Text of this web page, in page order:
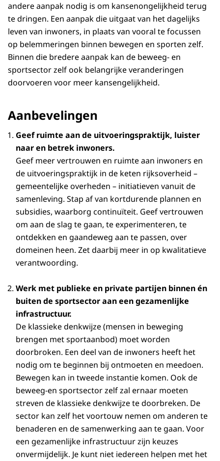
andere aanpak nodig is om kansenongelijkheid terug
te dringen. Een aanpak die uitgaat van het dagelijks
leven van inwoners, in plaats van vooral te focussen
op belemmeringen binnen bewegen en sporten zelf.
Binnen die bredere aanpak kan de beweeg- en
sportsector zelf ook belangrijke veranderingen
doorvoeren voor meer kansengelijkheid.
Aanbevelingen
Geef ruimte aan de uitvoeringspraktijk, luister
naar en betrek inwoners.
Geef meer vertrouwen en ruimte aan inwoners en
de uitvoeringspraktijk in de keten rijksoverheid –
gemeentelijke overheden – initiatieven vanuit de
samenleving. Stap af van kortdurende plannen en
subsidies, waarborg continuïteit. Geef vertrouwen
om aan de slag te gaan, te experimenteren, te
ontdekken en gaandeweg aan te passen, over
domeinen heen. Zet daarbij meer in op kwalitatieve
verantwoording.
Werk met publieke en private partijen binnen én
buiten de sportsector aan een gezamenlijke
infrastructuur.
De klassieke denkwijze (mensen in beweging
brengen met sportaanbod) moet worden
doorbroken. Een deel van de inwoners heeft het
nodig om te beginnen bij ontmoeten en meedoen.
Bewegen kan in tweede instantie komen. Ook de
beweeg-en sportsector zelf zal ernaar moeten
streven de klassieke denkwijze te doorbreken. De
sector kan zelf het voortouw nemen om anderen te
benaderen en de samenwerking aan te gaan. Voor
een gezamenlijke infrastructuur zijn keuzes
onvermijdelijk. Je kunt niet iedereen helpen met het